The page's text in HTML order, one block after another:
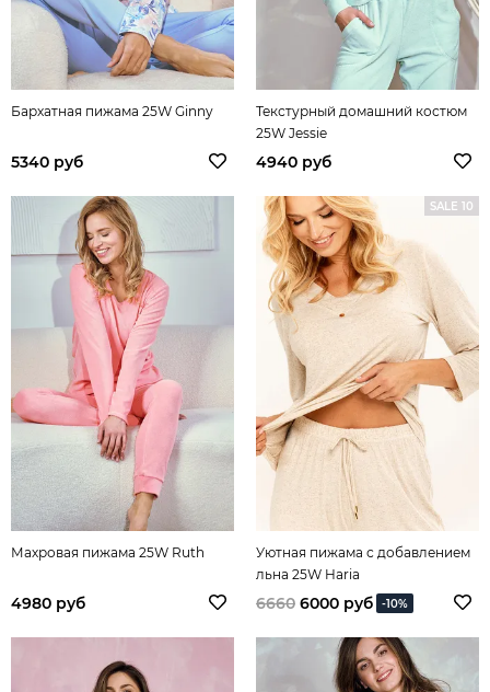
Бархатная пижама 25W Ginny
5340 руб
Текстурный домашний костюм
25W Jessie
4940 руб
Махровая пижама 25W Ruth
4980 руб
SALE 10
Уютная пижама с добавлением
льна 25W Haria
6660 6000 руб -10%